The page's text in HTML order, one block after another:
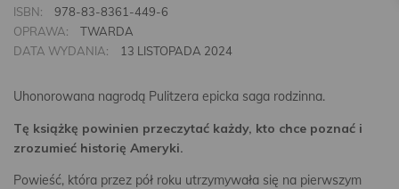
ISBN:
978-83-8361-449-6
OPRAWA:
TWARDA
DATA WYDANIA:
13 LISTOPADA 2024
Uhonorowana nagrodą Pulitzera epicka saga rodzinna.
Tę książkę powinien przeczytać każdy, kto chce poznać i
zrozumieć historię Ameryki.
Powieść, która przez pół roku utrzymywała się na pierwszym